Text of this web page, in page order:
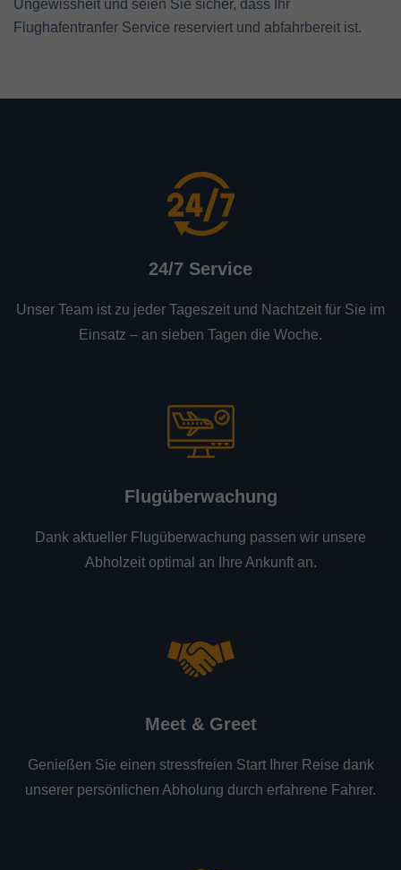
Ungewissheit und seien Sie sicher, dass Ihr
Flughafentranfer Service reserviert und abfahrbereit ist.
24/7 Service
Unser Team ist zu jeder Tageszeit und Nachtzeit für Sie im
Einsatz – an sieben Tagen die Woche.
Flugüberwachung
Dank aktueller Flugüberwachung passen wir unsere
Abholzeit optimal an Ihre Ankunft an.
Meet & Greet
Genießen Sie einen stressfreien Start Ihrer Reise dank
unserer persönlichen Abholung durch erfahrene Fahrer.